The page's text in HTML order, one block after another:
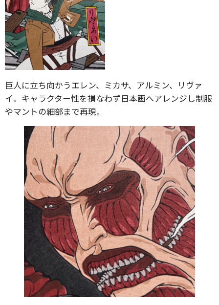
巨人に立ち向かうエレン、ミカサ、アルミン、リヴァ
イ。キャラクター性を損なわず日本画へアレンジし制服
やマントの細部まで再現。